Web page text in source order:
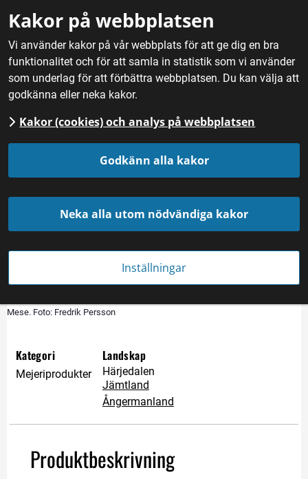
Kakor på webbplatsen
Vi använder kakor på vår webbplats för att ge dig en bra
funktionalitet och för att samla in statistik som vi använder
som underlag för att förbättra webbplatsen. Du kan välja att
godkänna eller neka kakor.
Kakor (cookies) och analys på webbplatsen
Godkänn alla kakor
Neka alla utom nödvändiga kakor
Inställningar
Hem / Mat / Mejeriprodukter / Mese
Mese
Mese. Foto: Fredrik Persson
Kategori
Mejeriprodukter
Landskap
Härjedalen
Jämtland
Ångermanland
Produktbeskrivning